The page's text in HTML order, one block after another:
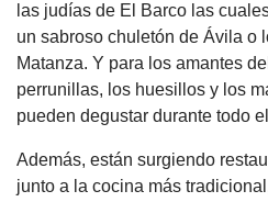
las judías de El Barco las
un sabroso chuletón de Ávila o
Matanza. Y para los amantes
perrunillas, los huesillos y los
pueden degustar durante todo
Además, están surgiendo
junto a la cocina más